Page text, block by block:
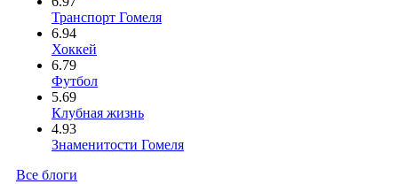
Транспорт Гомеля
6.94
Хоккей
6.79
Футбол
5.69
Клубная жизнь
4.93
Знаменитости Гомеля
Все блоги